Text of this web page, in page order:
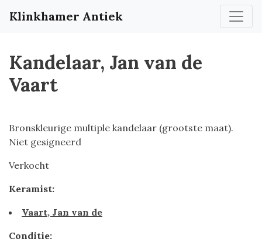
Klinkhamer Antiek
Kandelaar, Jan van de
Vaart
Bronskleurige multiple kandelaar (grootste maat).
Niet gesigneerd
Verkocht
Keramist:
Vaart, Jan van de
Conditie: